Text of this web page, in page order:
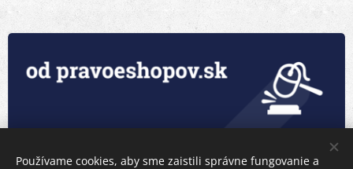
Používame cookies, aby sme zaistili správne fungovanie a